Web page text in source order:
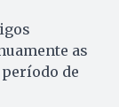
as
de